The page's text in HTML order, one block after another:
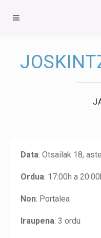
Data: Otsailak 18,
Ordua: 17:00h a
Non: Portalea
Iraupena: 3 ordu